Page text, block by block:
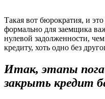
Такая вот бюрократия, и
формально для заемщика
нулевой задолженности,
кредиту, хоть одно без
Итак, этапы
закрыть кредит